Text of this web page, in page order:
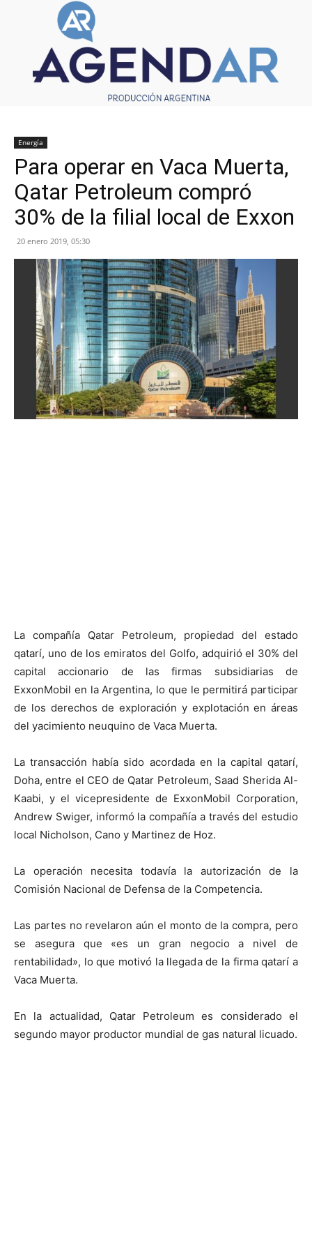
Energía
Para operar en Vaca Muerta,
Qatar Petroleum compró
30% de la filial local de Exxon
20 enero 2019, 05:30
La compañía Qatar Petroleum, propiedad del estado
qatarí, uno de los emiratos del Golfo, adquirió el 30% del
capital accionario de las firmas subsidiarias de
ExxonMobil en la Argentina, lo que le permitirá participar
de los derechos de exploración y explotación en áreas
del yacimiento neuquino de Vaca Muerta.
La transacción había sido acordada en la capital qatarí,
Doha, entre el CEO de Qatar Petroleum, Saad Sherida Al-
Kaabi, y el vicepresidente de ExxonMobil Corporation,
Andrew Swiger, informó la compañía a través del estudio
local Nicholson, Cano y Martinez de Hoz.
La operación necesita todavía la autorización de la
Comisión Nacional de Defensa de la Competencia.
Las partes no revelaron aún el monto de la compra, pero
se asegura que «es un gran negocio a nivel de
rentabilidad», lo que motivó la llegada de la firma qatarí a
Vaca Muerta.
En la actualidad, Qatar Petroleum es considerado el
segundo mayor productor mundial de gas natural licuado.